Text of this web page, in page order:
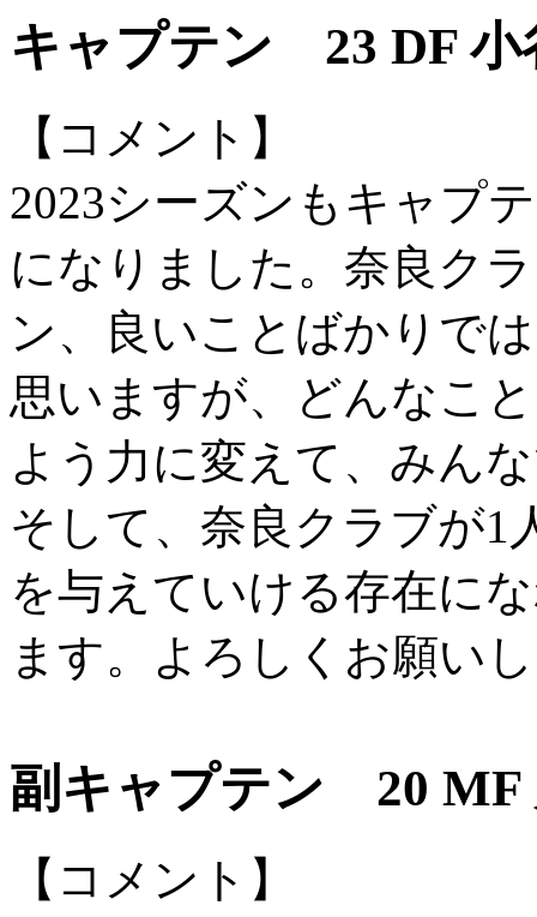
キャプテン 23 DF 小
【コメント】
2023シーズンもキャプ
になりました。奈良ク
ン、良いことばかりで
思いますが、どんなこ
よう力に変えて、みん
そして、奈良クラブが1
を与えていける存在に
ます。よろしくお願い
副キャプテン 20 MF
【コメント】